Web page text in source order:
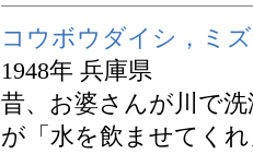
コウボウダイシ，ミ
1948年 兵庫県
昔、お婆さんが川で
が「水を飲ませてく